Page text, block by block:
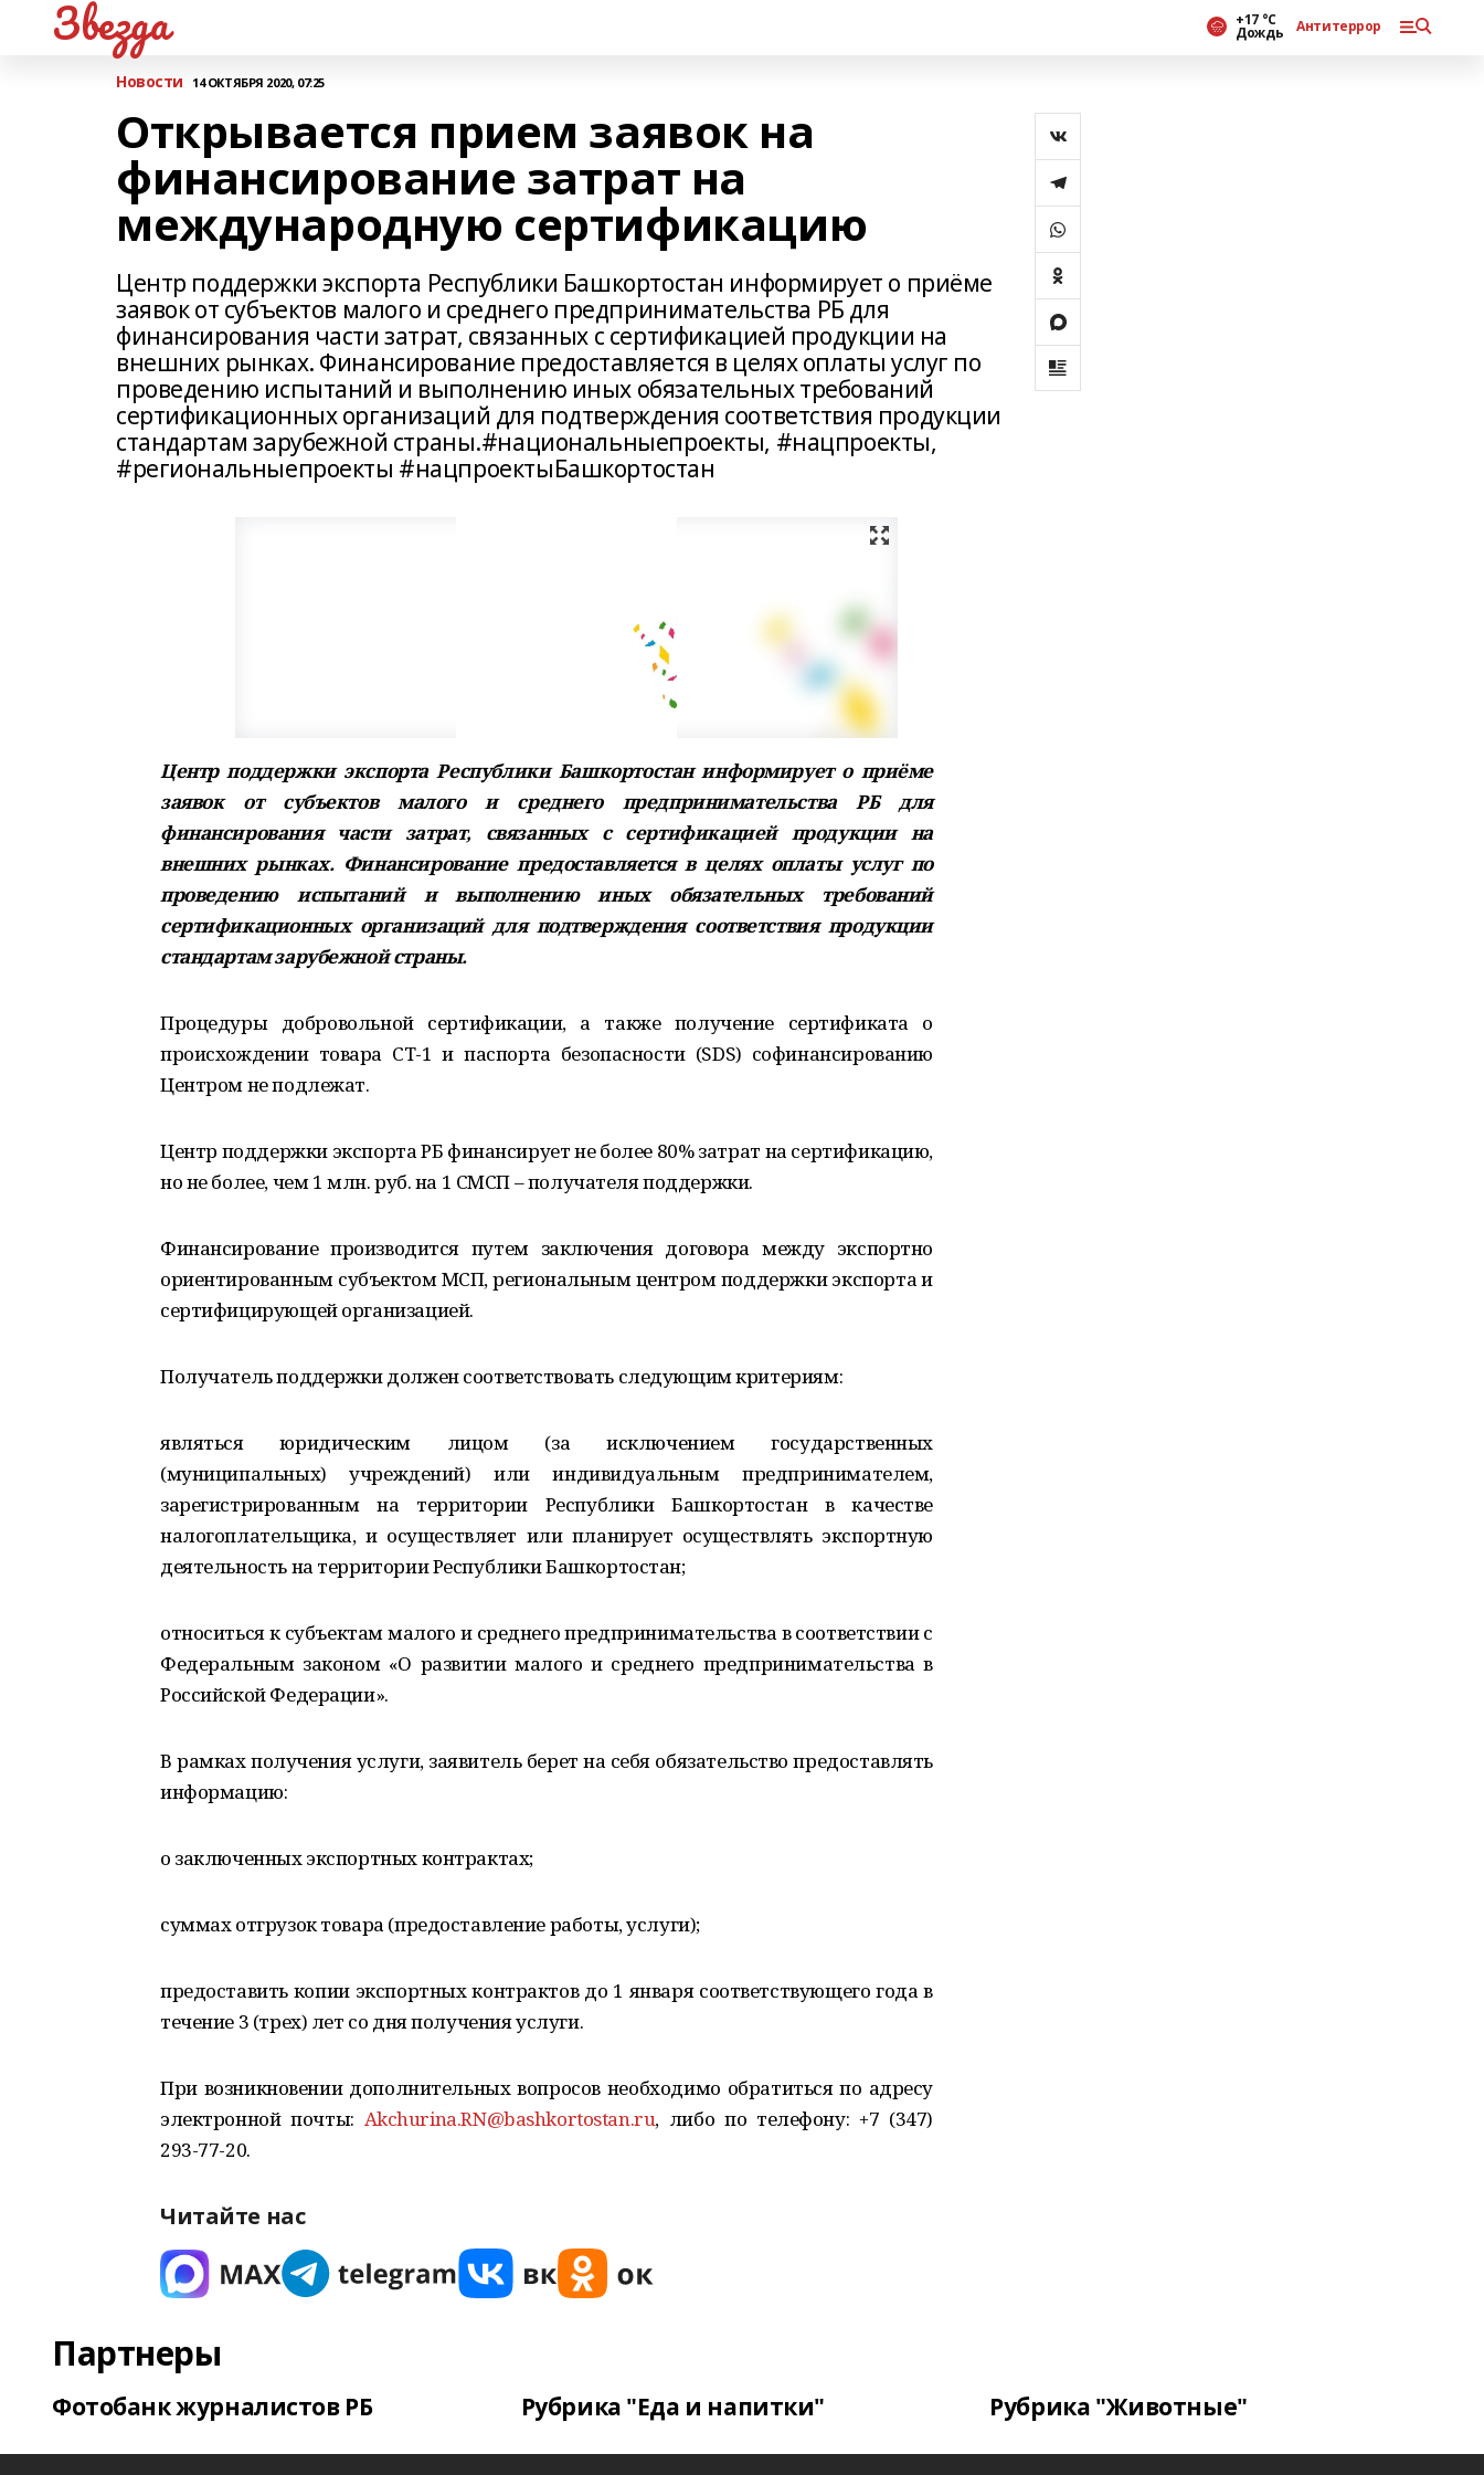
Звезда +17 °С
Дождь Антитеррор
Новости 14 ОКТЯБРЯ 2020, 07:25
Открывается прием заявок на
финансирование затрат на
международную сертификацию
Центр поддержки экспорта Республики Башкортостан информирует о приёме
заявок от субъектов малого и среднего предпринимательства РБ для
финансирования части затрат, связанных с сертификацией продукции на
внешних рынках. Финансирование предоставляется в целях оплаты услуг по
проведению испытаний и выполнению иных обязательных требований
сертификационных организаций для подтверждения соответствия продукции
стандартам зарубежной страны.#национальныепроекты, #нацпроекты,
#региональныепроекты #нацпроектыБашкортостан
Центр поддержки экспорта Республики Башкортостан информирует о приёме
заявок от субъектов малого и среднего предпринимательства РБ для
финансирования части затрат, связанных с сертификацией продукции на
внешних рынках. Финансирование предоставляется в целях оплаты услуг по
проведению испытаний и выполнению иных обязательных требований
сертификационных организаций для подтверждения соответствия продукции
стандартам зарубежной страны.
Процедуры добровольной сертификации, а также получение сертификата о
происхождении товара СТ-1 и паспорта безопасности (SDS) софинансированию
Центром не подлежат.
Центр поддержки экспорта РБ финансирует не более 80% затрат на сертификацию,
но не более, чем 1 млн. руб. на 1 СМСП – получателя поддержки.
Финансирование производится путем заключения договора между экспортно
ориентированным субъектом МСП, региональным центром поддержки экспорта и
сертифицирующей организацией.
Получатель поддержки должен соответствовать следующим критериям:
являться юридическим лицом (за исключением государственных
(муниципальных) учреждений) или индивидуальным предпринимателем,
зарегистрированным на территории Республики Башкортостан в качестве
налогоплательщика, и осуществляет или планирует осуществлять экспортную
деятельность на территории Республики Башкортостан;
относиться к субъектам малого и среднего предпринимательства в соответствии с
Федеральным законом «О развитии малого и среднего предпринимательства в
Российской Федерации».
В рамках получения услуги, заявитель берет на себя обязательство предоставлять
информацию:
о заключенных экспортных контрактах;
суммах отгрузок товара (предоставление работы, услуги);
предоставить копии экспортных контрактов до 1 января соответствующего года в
течение 3 (трех) лет со дня получения услуги.
При возникновении дополнительных вопросов необходимо обратиться по адресу
электронной почты: Akchurina.RN@bashkortostan.ru, либо по телефону: +7 (347)
293-77-20.
Читайте нас
Партнеры
Фотобанк журналистов РБ Рубрика "Еда и напитки" Рубрика "Животные"